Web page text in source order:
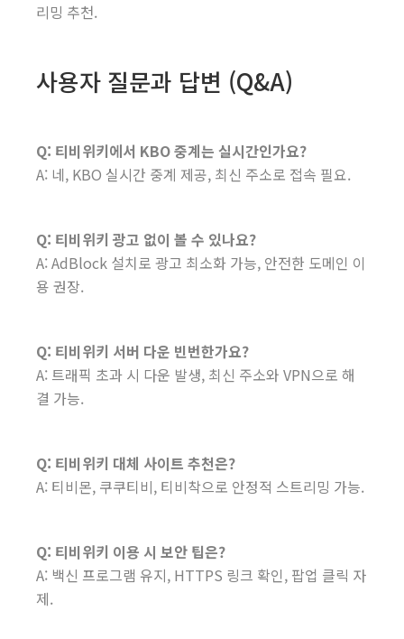
리밍 추천.
사용자 질문과 답변 (Q&A)
Q: 티비위키에서 KBO 중계는 실시간인가요?
A: 네, KBO 실시간 중계 제공, 최신 주소로 접속 필요.
Q: 티비위키 광고 없이 볼 수 있나요?
A: AdBlock 설치로 광고 최소화 가능, 안전한 도메인 이
용 권장.
Q: 티비위키 서버 다운 빈번한가요?
A: 트래픽 초과 시 다운 발생, 최신 주소와 VPN으로 해
결 가능.
Q: 티비위키 대체 사이트 추천은?
A: 티비몬, 쿠쿠티비, 티비착으로 안정적 스트리밍 가능.
Q: 티비위키 이용 시 보안 팁은?
A: 백신 프로그램 유지, HTTPS 링크 확인, 팝업 클릭 자
제.